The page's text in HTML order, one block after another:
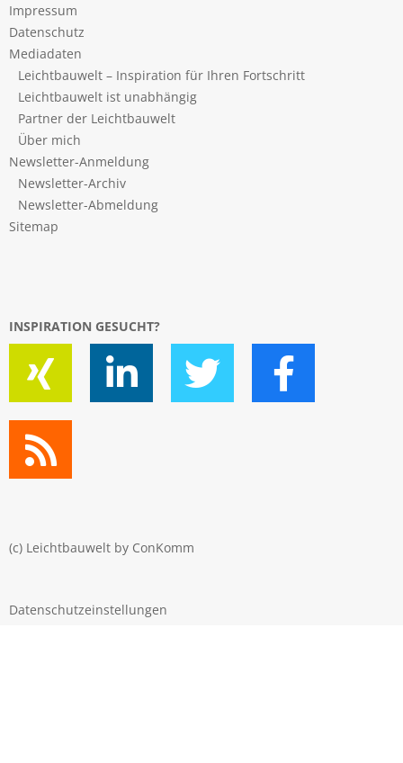
Impressum
Datenschutz
Mediadaten
Leichtbauwelt – Inspiration für Ihren Fortschritt
Leichtbauwelt ist unabhängig
Partner der Leichtbauwelt
Über mich
Newsletter-Anmeldung
Newsletter-Archiv
Newsletter-Abmeldung
Sitemap
INSPIRATION GESUCHT?
(c) Leichtbauwelt by ConKomm
Datenschutzeinstellungen